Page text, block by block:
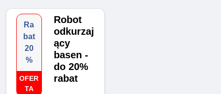
Ra
bat
20
%
OFER
TA
Robot
odkurzaj
ący
basen -
do 20%
rabat